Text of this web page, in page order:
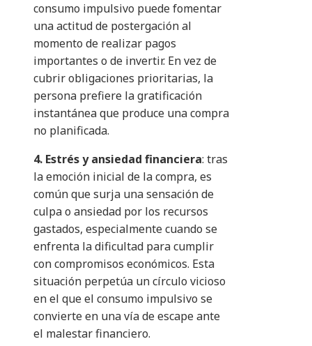
consumo impulsivo puede fomentar
una actitud de postergación al
momento de realizar pagos
importantes o de invertir. En vez de
cubrir obligaciones prioritarias, la
persona prefiere la gratificación
instantánea que produce una compra
no planificada.
4. Estrés y ansiedad financiera: tras
la emoción inicial de la compra, es
común que surja una sensación de
culpa o ansiedad por los recursos
gastados, especialmente cuando se
enfrenta la dificultad para cumplir
con compromisos económicos. Esta
situación perpetúa un círculo vicioso
en el que el consumo impulsivo se
convierte en una vía de escape ante
el malestar financiero.